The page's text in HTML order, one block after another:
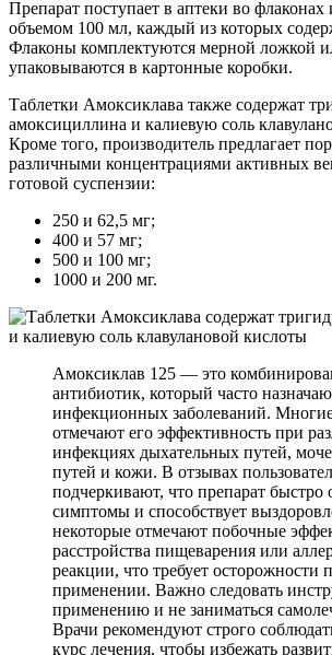
Препарат поступает в аптеки во флаконах
объемом 100 мл, каждый из которых
Флаконы комплектуются мерной ложкой
упаковываются в картонные коробки.
Таблетки Амоксиклава также содержат
амоксициллина и калиевую соль
Кроме того, производитель предлагает
различными концентрациями активных
готовой суспензии:
250 и 62,5 мг;
400 и 57 мг;
500 и 100 мг;
1000 и 200 мг.
Амоксиклав 125 — это
антибиотик, который часто
инфекционных заболеваний.
отмечают его эффективность при
инфекциях дыхательных путей,
путей и кожи. В отзывах
подчеркивают, что препарат быстро
симптомы и способствует
некоторые отмечают побочные
расстройства пищеварения или
реакции, что требует осторожности
применении. Важно следовать
применению и не заниматься
Врачи рекомендуют строго
курс лечения, чтобы избежать